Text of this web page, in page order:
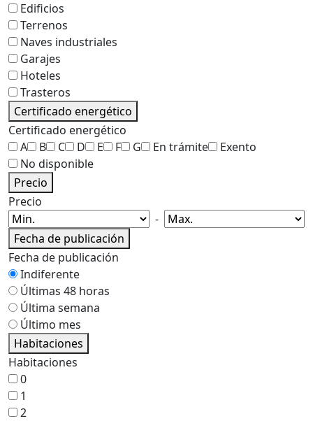
Edificios
Terrenos
Naves industriales
Garajes
Hoteles
Trasteros
Certificado energético
Certificado energético
A
B C D E F G En trámite
Exento
No disponible
Precio
Precio
-
Fecha de publicación
Fecha de publicación
Indiferente
Últimas 48 horas
Última semana
Último mes
Habitaciones
Habitaciones
0
1
2